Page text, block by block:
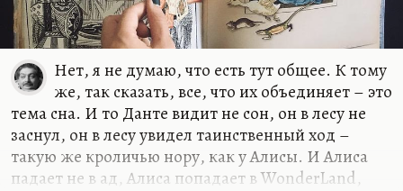
Нет, я не думаю, что есть тут общее. К тому
же, так сказать, все, что их объединяет – это
тема сна. И то Данте видит не сон, он в лесу не
заснул, он в лесу увидел таинственный ход –
такую же кроличью нору, как у Алисы. И Алиса
падает не в ад, Алиса попадает в WonderLand,